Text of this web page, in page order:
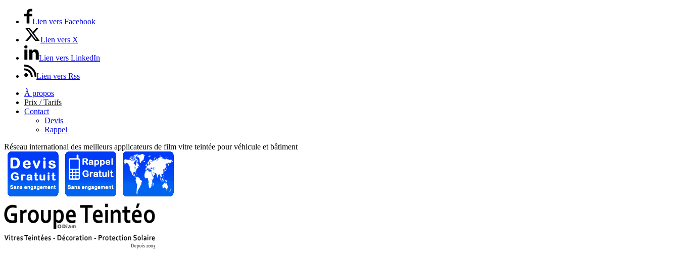
Lien vers Facebook
Lien vers X
Lien vers LinkedIn
Lien vers Rss
À propos
Prix / Tarifs
Contact
Devis
Rappel
Réseau international des meilleurs applicateurs de film vitre teintée pour véhicule et bâtiment